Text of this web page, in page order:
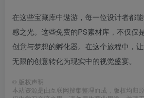
在这些宝藏库中遨游，每一位设计者都
感之光。这些免费的PS素材库，不仅仅
创意与梦想的孵化器。在这个旅程中，
无限的创意转化为现实中的视觉盛宴。
© 版权声明
本站资源是由互联网搜集整理而成，版权均归